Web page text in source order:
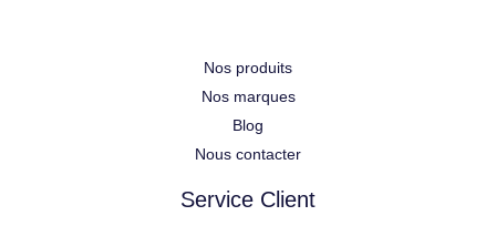
Nos produits
Nos marques
Blog
Nous contacter
Service Client